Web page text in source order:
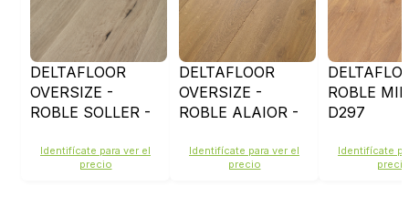
DELTAFLOOR
OVERSIZE -
ROBLE SOLLER -
Identifícate para ver el
precio
DELTAFLOOR
OVERSIZE -
ROBLE ALAIOR -
Identifícate para ver el
precio
ROBLE
D297
Identifícate
precio